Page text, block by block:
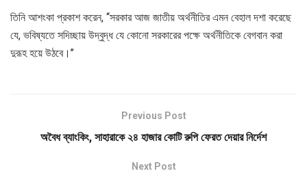
তিনি আশংকা প্রকাশ করেন, ‘‘সরকার আজ জাতীয় অর্থনীতির এমন বেহাল দশা করেছে
যে, ভবিষ্যতে সদিচ্ছায় উদ্বুদ্ধ যে কোনো সরকারের পক্ষে অর্থনীতিকে বেগবান করা
দুরূহ হয়ে উঠবে।’’
Previous Post
অবৈধ ব্যাংকিং, সাহারাকে ২৪ হাজার কোটি রুপি ফেরত দেয়ার নির্দেশ
Next Post